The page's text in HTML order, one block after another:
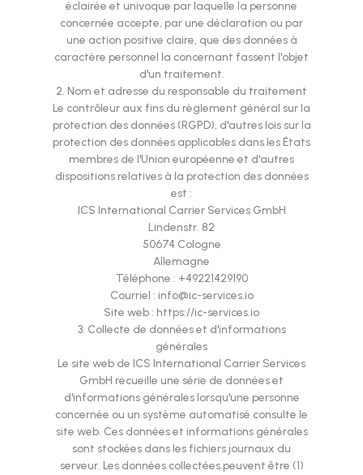
éclairée et univoque par laquelle la personne
concernée accepte, par une déclaration ou par
une action positive claire, que des données à
caractère personnel la concernant fassent l'objet
d'un traitement.
2. Nom et adresse du responsable du traitement
Le contrôleur aux fins du règlement général sur la
protection des données (RGPD), d'autres lois sur la
protection des données applicables dans les États
membres de l'Union européenne et d'autres
dispositions relatives à la protection des données
est :
ICS International Carrier Services GmbH
Lindenstr. 82
50674 Cologne
Allemagne
Téléphone : +49221429190
Courriel : info@ic-services.io
Site web : https://ic-services.io
3. Collecte de données et d'informations
générales
Le site web de ICS International Carrier Services
GmbH recueille une série de données et
d'informations générales lorsqu'une personne
concernée ou un système automatisé consulte le
site web. Ces données et informations générales
sont stockées dans les fichiers journaux du
serveur. Les données collectées peuvent être (1)